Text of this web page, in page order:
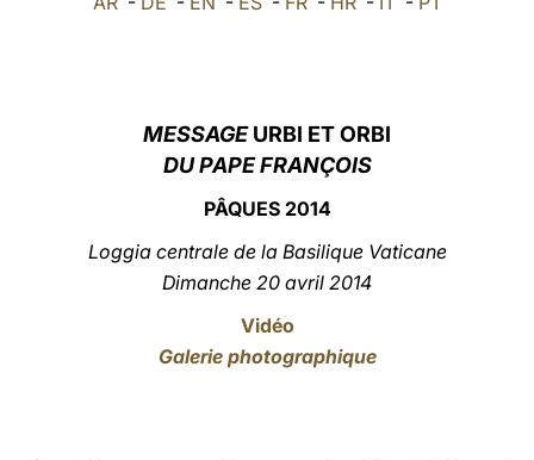
MESSAGEURBI ET ORBI
DU PAPE FRANÇOIS
PÂQUES 2014
Loggia centrale de la Basilique Vaticane
Dimanche 20 avril 2014
Vidéo
Galerie photographique